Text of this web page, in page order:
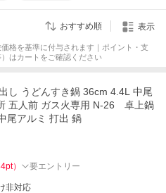
おすすめ順 表示
価格を基準に付与されます｜ポイント・支
はカートをご確認ください
し うどんすき鍋 36cm 4.4L 中尾
五人前 ガス火専用 N-26 卓上鍋
尾アルミ 打出 鍋
pt） 要エントリー
非対応